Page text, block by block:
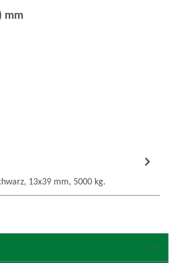
mmauswählen
verfügbar.)
nicht verfügbar.)
13x39 mm, 5000 kg.